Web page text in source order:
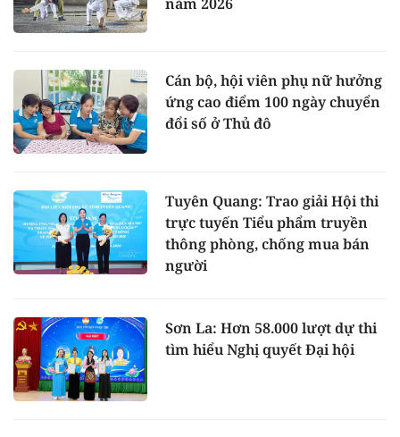
Cán bộ, hội viên phụ nữ hưởng
ứng cao điểm 100 ngày chuyển
đổi số ở Thủ đô
Tuyên Quang: Trao giải Hội thi
trực tuyến Tiểu phẩm truyền
thông phòng, chống mua bán
người
Sơn La: Hơn 58.000 lượt dự thi
tìm hiểu Nghị quyết Đại hội